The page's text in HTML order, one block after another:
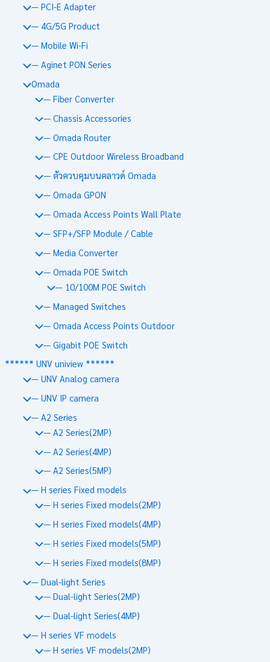
— PCI-E Adapter
— 4G/5G Product
— Mobile Wi-Fi
— Aginet PON Series
Omada
— Fiber Converter
— Chassis Accessories
— Omada Router
— CPE Outdoor Wireless Broadband
— ตัวควบคุมบนคลาวด์ Omada
— Omada GPON
— Omada Access Points Wall Plate
— SFP+/SFP Module / Cable
— Media Converter
— Omada POE Switch
— 10/100M POE Switch
— Managed Switches
— Omada Access Points Outdoor
— Gigabit POE Switch
****** UNV uniview ******
— UNV Analog camera
— UNV IP camera
— A2 Series
— A2 Series(2MP)
— A2 Series(4MP)
— A2 Series(5MP)
— H series Fixed models
— H series Fixed models(2MP)
— H series Fixed models(4MP)
— H series Fixed models(5MP)
— H series Fixed models(8MP)
— Dual-light Series
— Dual-light Series(2MP)
— Dual-light Series(4MP)
— H series VF models
— H series VF models(2MP)